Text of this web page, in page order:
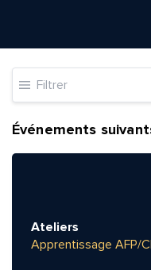
Filtrer
Événements
Ateliers
Apprentissage AFP/